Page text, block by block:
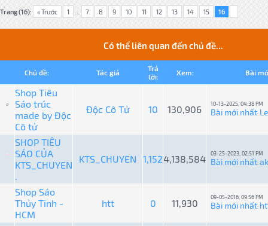
Trang (16): « Trước 1 ... 7 8 9 10 11 12 13 14 15 16
Có thể liên quan đến chủ đề...
Chủ đề: Tác giả
Trả
lời:
Xem: Bài
Shop Tiêu
Sáo trúc
made by Độc
Cô tử
Độc Cô Tử 10 130,906 10-13-2025, 04:38 PM
Bài mới nhất:
SHOP TIÊU
SÁO CỦA
KTS_CHUYEN
.
KTS_CHUYEN 1,1524,138,584 03-25-2023, 02:51 PM
Bài mới nhất:
Shop Sáo
Thủy Tinh -
HCM
htt 0 11,930
09-05-2016, 09:56 PM
Bài mới nhất: